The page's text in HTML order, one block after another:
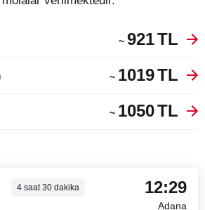
~ 921TL
~ 1019TL
~ 1050TL
4saat30dakika 12:29
Adana